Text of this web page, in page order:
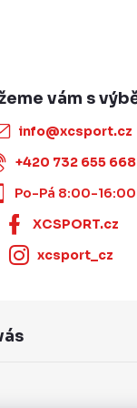
info@xcsport.cz
+420 732 655 668
Po-Pá 8:00-16:00
XCSPORT.cz
xcsport_cz